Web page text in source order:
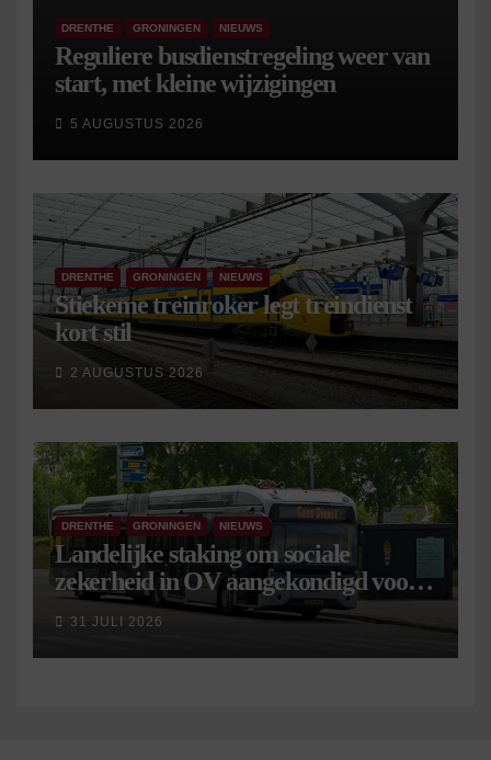
DRENTHE GRONINGEN NIEUWS
Reguliere busdienstregeling weer van
start, met kleine wijzigingen
5 AUGUSTUS 2026
DRENTHE GRONINGEN NIEUWS
Stiekeme treinroker legt treindienst
kort stil
2 AUGUSTUS 2026
DRENTHE GRONINGEN NIEUWS
Landelijke staking om sociale
zekerheid in OV aangekondigd voor 9
september
31 JULI 2026